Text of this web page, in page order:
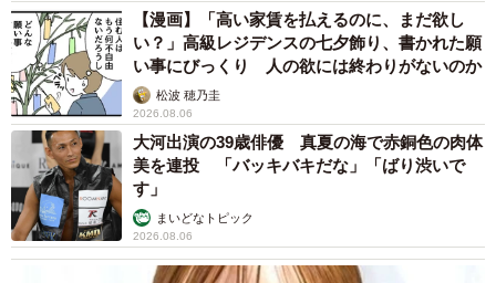
【漫画】「高い家賃を払えるのに、まだ欲し
い？」高級レジデンスの七夕飾り、書かれた願
い事にびっくり 人の欲には終わりがないのか
松波 穂乃圭
2026.08.06
大河出演の39歳俳優 真夏の海で赤銅色の肉体
美を連投 「バッキバキだな」「ばり渋いで
す」
まいどなトピック
2026.08.06